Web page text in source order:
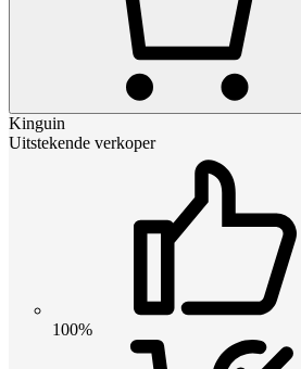
Kinguin
Uitstekende verkoper
100%